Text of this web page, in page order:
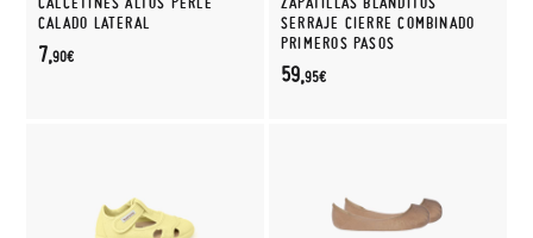
CALADO LATERAL
7,90€
SERRAJE CIERRE COMBINADO
PRIMEROS PASOS
59,95€